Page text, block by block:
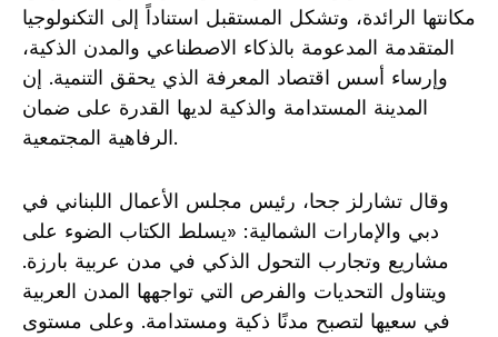
مكانتها الرائدة، وتشكل المستقبل استناداً إلى التكنولوجيا
المتقدمة المدعومة بالذكاء الاصطناعي والمدن الذكية،
وإرساء أسس اقتصاد المعرفة الذي يحقق التنمية. إن
المدينة المستدامة والذكية لديها القدرة على ضمان
الرفاهية المجتمعية.
وقال تشارلز جحا، رئيس مجلس الأعمال اللبناني في
دبي والإمارات الشمالية: «يسلط الكتاب الضوء على
مشاريع وتجارب التحول الذكي في مدن عربية بارزة.
ويتناول التحديات والفرص التي تواجهها المدن العربية
في سعيها لتصبح مدنًا ذكية ومستدامة. وعلى مستوى